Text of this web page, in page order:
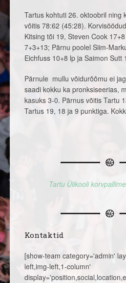
Tartus kohtuti 26. oktoobril ning
võitis 78:62 (45:28).
Kitsing tõi 19, Steven Cook
7+3+13; Pärnu poolel Siim-
Eichfuss 10+8 lp ja Saimon Sutt
Pärnule mullu võidurõõmu ei
saadi kokku ka pronksiseerias,
kasuks 3-0. Pärnus võitis Tartu
Tartus 19, 18 ja 9 punktiga.
Tartu Ülikooli
Kontaktid
[show-team category='admin'
left,img-left,1-column'